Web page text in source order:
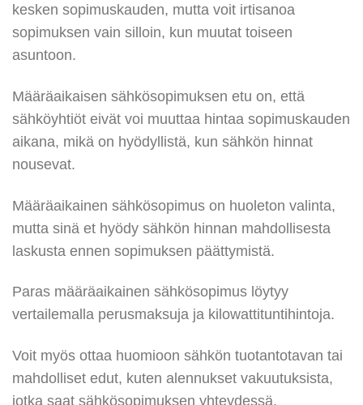
kesken sopimuskauden, mutta voit irtisanoa
sopimuksen vain silloin, kun muutat toiseen
asuntoon.
Määräaikaisen sähkösopimuksen etu on, että
sähköyhtiöt eivät voi muuttaa hintaa sopimuskauden
aikana, mikä on hyödyllistä, kun sähkön hinnat
nousevat.
Määräaikainen sähkösopimus on huoleton valinta,
mutta sinä et hyödy sähkön hinnan mahdollisesta
laskusta ennen sopimuksen päättymistä.
Paras määräaikainen sähkösopimus löytyy
vertailemalla perusmaksuja ja kilowattituntihintoja.
Voit myös ottaa huomioon sähkön tuotantotavan tai
mahdolliset edut, kuten alennukset vakuutuksista,
jotka saat sähkösopimuksen yhteydessä.